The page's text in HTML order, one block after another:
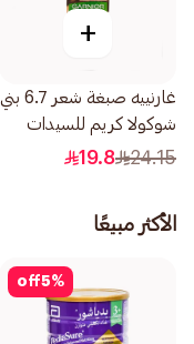
+
غارنييه صبغة شعر 6.7 بني
شوكولا كريم للسيدات
110مل
24.15
19.8
الأكثر مبيعًا
5%
off